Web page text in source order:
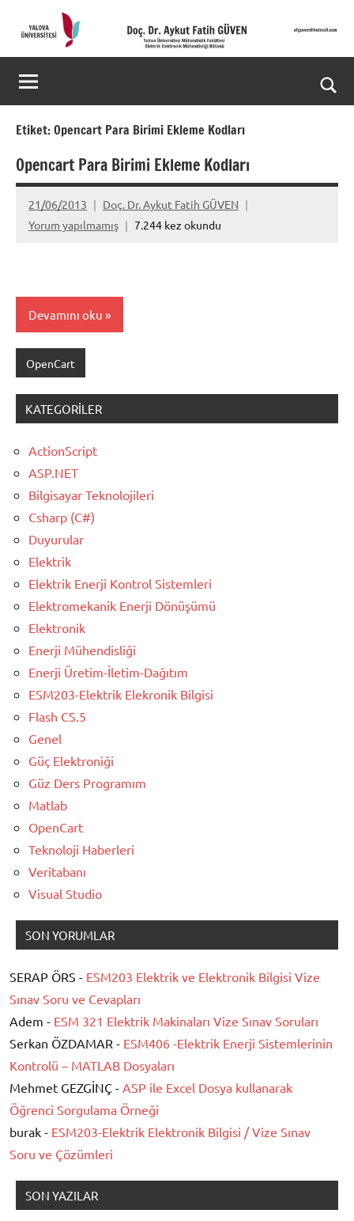
Doç.
Dr.
Aykut
Fatih
GÜVEN-
World's
2%
scientists
2025
Web
Sitesi
Etiket:Opencart Para Birimi Ekleme Kodları
Opencart Para Birimi Ekleme Kodları
21/06/2013
Doç. Dr. Aykut Fatih GÜVEN
Yorum yapılmamış
7.244 kez okundu
Devamını oku
OpenCart
KATEGORILER
ActionScript
ASP.NET
Bilgisayar Teknolojileri
Csharp (C#)
Duyurular
Elektrik
Elektrik Enerji Kontrol Sistemleri
Elektromekanik Enerji Dönüşümü
Elektronik
Enerji Mühendisliği
Enerji Üretim-İletim-Dağıtım
ESM203-Elektrik Elekronik Bilgisi
Flash CS.5
Genel
Güç Elektroniği
Güz Ders Programım
Matlab
OpenCart
Teknoloji Haberleri
Veritabanı
Visual Studio
SON YORUMLAR
SERAP ÖRS - ESM203 Elektrik ve Elektronik Bilgisi Vize
Sınav Soru ve Cevapları
Adem - ESM 321 Elektrik Makinaları Vize Sınav Soruları
Serkan ÖZDAMAR - ESM406 -Elektrik Enerji Sistemlerinin
Kontrolü – MATLAB Dosyaları
Mehmet GEZGİNÇ - ASP ile Excel Dosya kullanarak
Öğrenci Sorgulama Örneği
burak - ESM203-Elektrik Elektronik Bilgisi / Vize Sınav
Soru ve Çözümleri
SON YAZILAR